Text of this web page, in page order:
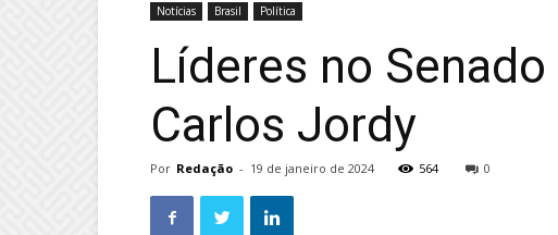
Notícias Brasil Política
Líderes no
Carlos Jordy
Por Redação - 19 de janeiro de 2024 564 0